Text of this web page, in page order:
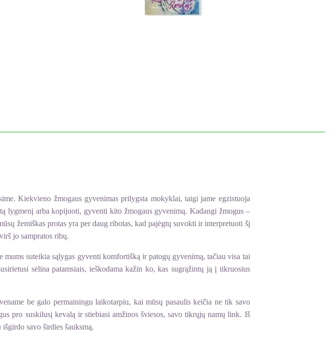
Kiekvieno žmogaus gyvenimas prilygsta mokyklai, taigi jame egzistuoja
lygmenį arba kopijuoti, gyventi kito žmogaus gyvenimą. Kadangi žmogus –
žemiškas protas yra per daug ribotas, kad pajėgtų suvokti ir interpretuoti šį
jo sampratos ribų.
suteikia sąlygas gyventi komfortišką ir patogų gyvenimą, tačiau visa tai
sėlina patamsiais, ieškodama kažin ko, kas sugrąžintų ją į tikruosius
be galo permainingu laikotarpiu, kai mūsų pasaulis keičia ne tik savo
pro suskilusį kevalą ir stiebiasi amžinos šviesos, savo tikrųjų namų link. Iš
savo širdies šauksmą.